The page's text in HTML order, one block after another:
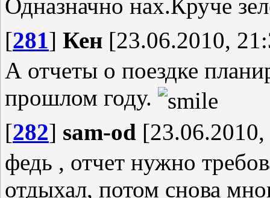
Одназначно нах.Круче
[281] Кен [23.06.2010,
А отчеты о поездке
прошлом году.
[282] sam-od
федь , отчет нужно
отдыхал, потом снова